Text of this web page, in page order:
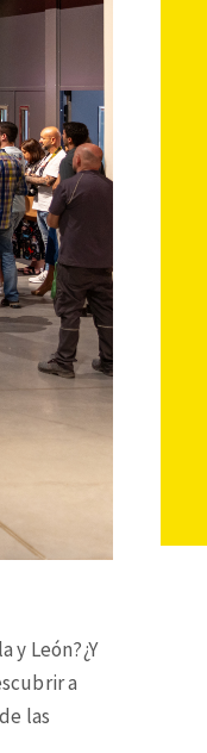
y León?¿Y
a
las